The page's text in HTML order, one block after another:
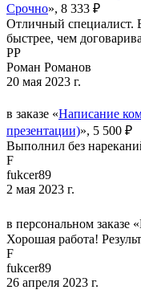
Срочно», 8 333 ₽
Отличный специалист.
быстрее, чем
РР
Роман Романов
20 мая 2023 г.
в заказе «Написание
презентации)», 5 500 ₽
Выполнил без
F
fukcer89
2 мая 2023 г.
в персональном заказе
Хорошая работа!
F
fukcer89
26 апреля 2023 г.